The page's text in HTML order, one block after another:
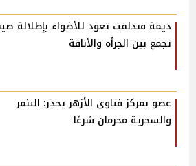
ديمة قندلفت تعود للأضواء بإطلالة
تجمع بين الجرأة والأناقة
عضو بمركز فتاوى الأزهر يحذر: التنمر
والسخرية محرمان شرعًا